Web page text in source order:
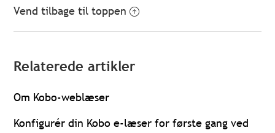
Vend tilbage til toppen
Relaterede artikler
Om Kobo-weblæser
Konfigurér din Kobo e-læser for første gang ved